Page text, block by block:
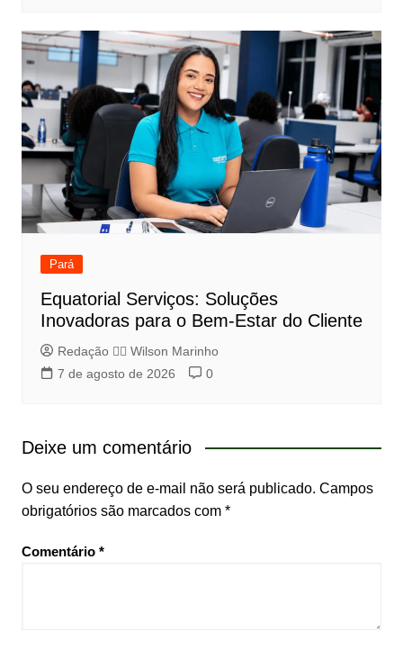
Pará
Equatorial Serviços: Soluções
Inovadoras para o Bem-Estar do Cliente
Redação 👨‍⚖️​ Wilson Marinho
7 de agosto de 2026
0
Deixe um comentário
O seu endereço de e-mail não será publicado. Campos
obrigatórios são marcados com *
Comentário *